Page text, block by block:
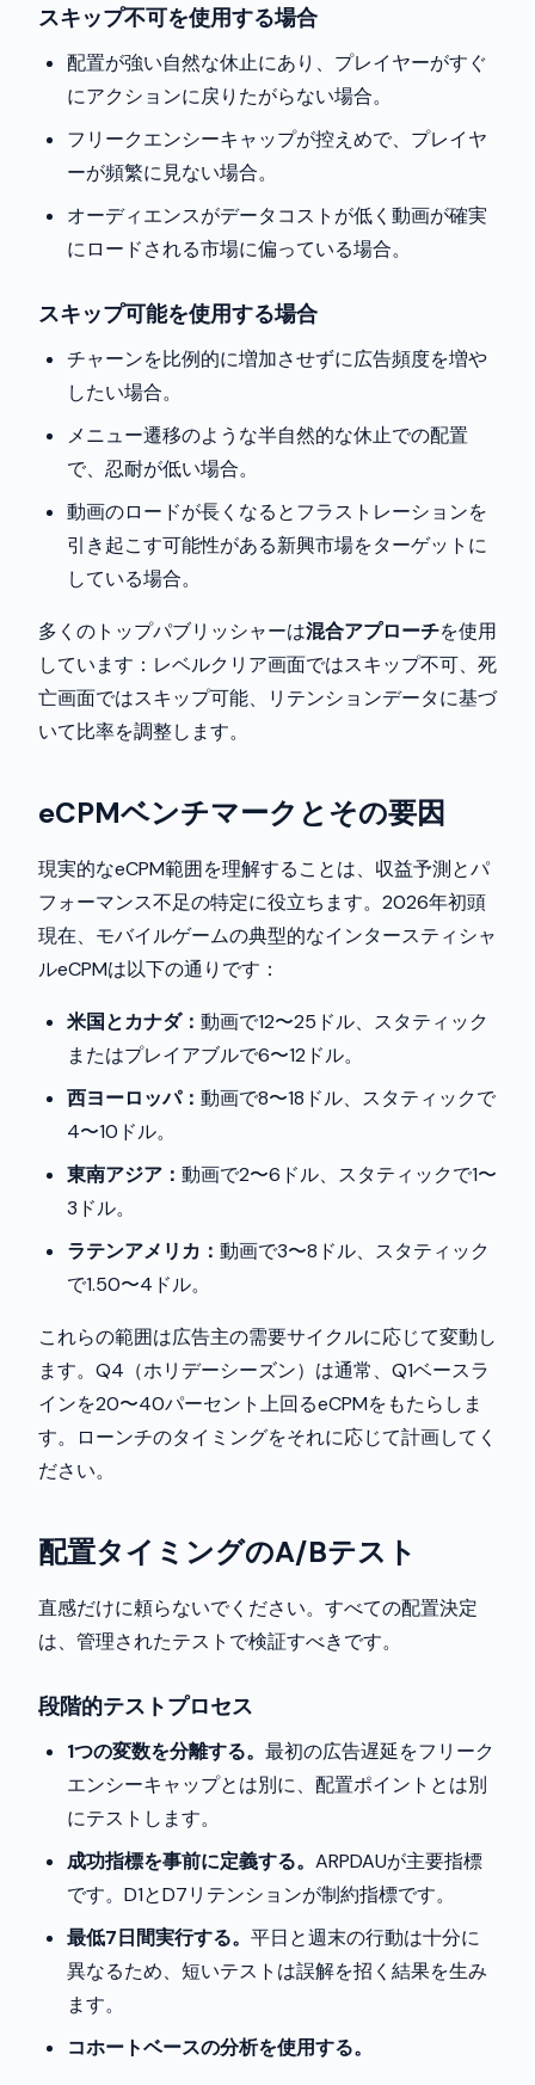
スキップ不可を使用する場合
配置が強い自然な休止にあり、プレイヤーがすぐ
にアクションに戻りたがらない場合。
フリークエンシーキャップが控えめで、プレイヤ
ーが頻繁に見ない場合。
オーディエンスがデータコストが低く動画が確実
にロードされる市場に偏っている場合。
スキップ可能を使用する場合
チャーンを比例的に増加させずに広告頻度を増や
したい場合。
メニュー遷移のような半自然的な休止での配置
で、忍耐が低い場合。
動画のロードが長くなるとフラストレーションを
引き起こす可能性がある新興市場をターゲットに
している場合。
多くのトップパブリッシャーは混合アプローチを使用
しています：レベルクリア画面ではスキップ不可、死
亡画面ではスキップ可能、リテンションデータに基づ
いて比率を調整します。
eCPMベンチマークとその要因
現実的なeCPM範囲を理解することは、収益予測とパ
フォーマンス不足の特定に役立ちます。2026年初頭
現在、モバイルゲームの典型的なインタースティシャ
ルeCPMは以下の通りです：
米国とカナダ： 動画で12〜25ドル、スタティック
またはプレイアブルで6〜12ドル。
西ヨーロッパ： 動画で8〜18ドル、スタティックで
4〜10ドル。
東南アジア： 動画で2〜6ドル、スタティックで1〜
3ドル。
ラテンアメリカ： 動画で3〜8ドル、スタティック
で1.50〜4ドル。
これらの範囲は広告主の需要サイクルに応じて変動し
ます。Q4（ホリデーシーズン）は通常、Q1ベースラ
インを20〜40パーセント上回るeCPMをもたらしま
す。ローンチのタイミングをそれに応じて計画してく
ださい。
配置タイミングのA/Bテスト
直感だけに頼らないでください。すべての配置決定
は、管理されたテストで検証すべきです。
段階的テストプロセス
1つの変数を分離する。 最初の広告遅延をフリーク
エンシーキャップとは別に、配置ポイントとは別
にテストします。
成功指標を事前に定義する。 ARPDAUが主要指標
です。D1とD7リテンションが制約指標です。
最低7日間実行する。 平日と週末の行動は十分に
異なるため、短いテストは誤解を招く結果を生み
ます。
コホートベースの分析を使用する。